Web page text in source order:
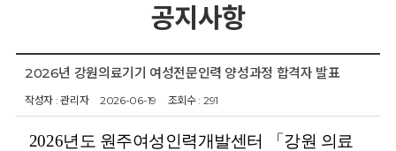
공지사항
2026년 강원의료기기 여성전문인력 양성과정 합격자 발표
작성자 : 관리자 2026-06-19 조회수 : 291
2026년도 원주여성인력개발센터 「강원 의료